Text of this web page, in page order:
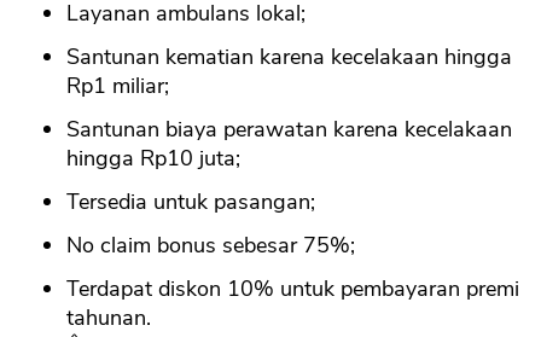
Layanan ambulans lokal;
Santunan kematian karena kecelakaan hingga
Rp1 miliar;
Santunan biaya perawatan karena kecelakaan
hingga Rp10 juta;
Tersedia untuk pasangan;
No claim bonus sebesar 75%;
Terdapat diskon 10% untuk pembayaran premi
tahunan.